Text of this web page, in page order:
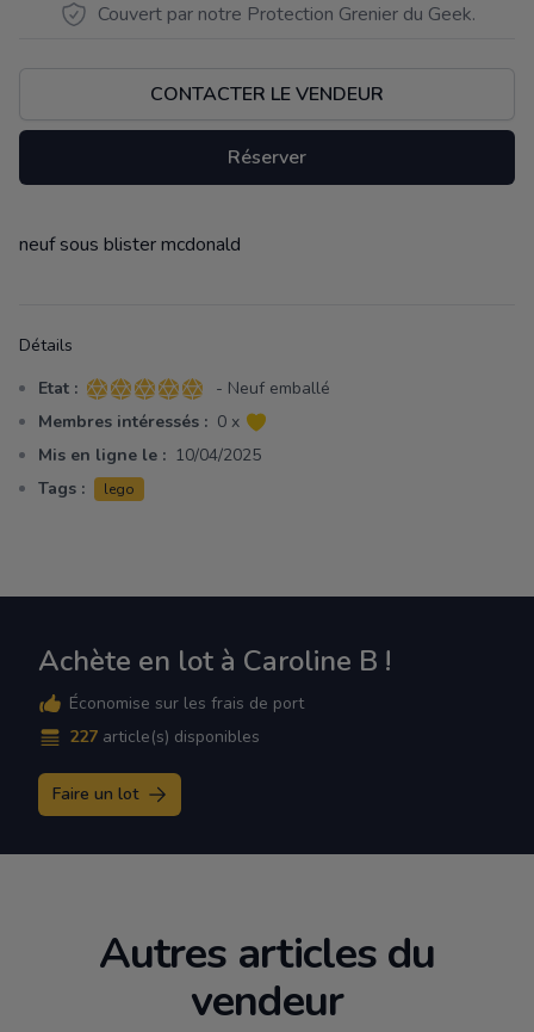
Couvert par notre Protection Grenier du Geek.
CONTACTER LE VENDEUR
Réserver
Description
neuf sous blister mcdonald
Détails
Etat : 5 sur 5 étoiles
- Neuf emballé
Membres intéressés : 0 x
Mis en ligne le : 10/04/2025
Tags :
lego
Achète en lot à Caroline B !
Économise sur les frais de port
227 article(s) disponibles
Faire un lot
Autres articles du
vendeur